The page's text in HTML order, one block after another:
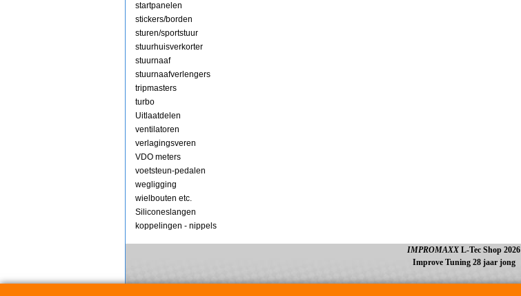
startpanelen
stickers/borden
sturen/sportstuur
stuurhuisverkorter
stuurnaaf
stuurnaafverlengers
tripmasters
turbo
Uitlaatdelen
ventilatoren
verlagingsveren
VDO meters
voetsteun-pedalen
wegligging
wielbouten etc.
Siliconeslangen
koppelingen - nippels
IMPROMAXX L-Tec Shop 2026
Improve Tuning 28 jaar jong